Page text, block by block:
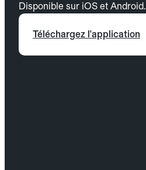
Disponible sur iOS et Android.
Téléchargez l'application